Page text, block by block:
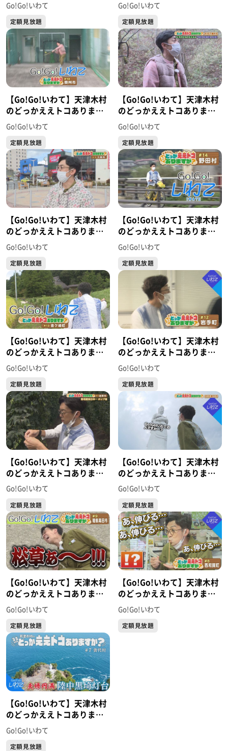
Go!Go!いわて
定額見放題
Go!Go!いわて
定額見放題
【Go!Go!いわて】天津木村
のどっかええトコあります
か？ #18 奥州市
Go!Go!いわて
定額見放題
【Go!Go!いわて】天津木村
のどっかええトコあります
か？ #16 八幡平市
Go!Go!いわて
定額見放題
【Go!Go!いわて】天津木村
のどっかええトコあります
か？ #15 久慈市
Go!Go!いわて
定額見放題
【Go!Go!いわて】天津木村
のどっかええトコあります
か？ #14 野田村
Go!Go!いわて
定額見放題
【Go!Go!いわて】天津木村
のどっかええトコあります
か？ #13 金ケ崎町
Go!Go!いわて
定額見放題
【Go!Go!いわて】天津木村
のどっかええトコあります
か？ #12 岩手町
Go!Go!いわて
定額見放題
【Go!Go!いわて】天津木村
のどっかええトコあります
か？ #11 遠野市
Go!Go!いわて
定額見放題
【Go!Go!いわて】天津木村
のどっかええトコあります
か？ #10 釜石市
Go!Go!いわて
定額見放題
【Go!Go!いわて】天津木村
のどっかええトコあります
か？ #9 陸前高田市
Go!Go!いわて
定額見放題
【Go!Go!いわて】天津木村
のどっかええトコあります
か？ #8 西和賀町
Go!Go!いわて
定額見放題
【Go!Go!いわて】天津木村
のどっかええトコあります
か？ #7 普代村
Go!Go!いわて
定額見放題